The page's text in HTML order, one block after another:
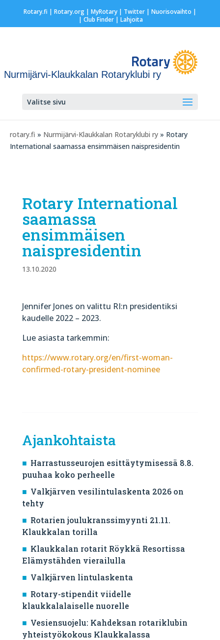
Rotary.fi | Rotary.org| MyRotary| Twitter| Nuorisovaihto |
| Club Finder| Lahjoita
Nurmijärvi-Klaukkalan Rotaryklubi ry
Valitse sivu
rotary.fi » Nurmijärvi-Klaukkalan Rotaryklubi ry » Rotary
International saamassa ensimmäisen naispresidentin
Rotary International
saamassa
ensimmäisen
naispresidentin
13.10.2020
Jennifer Jones on valittu RI:n presidentiksi
kaudelle 2022 – 2023.
Lue asiasta tarkemmin:
https://www.rotary.org/en/first-woman-
confirmed-rotary-president-nominee
Ajankohtaista
Harrastusseurojen esittäytymisessä 8.8.
puuhaa koko perheelle
Valkjärven vesilintulaskenta 2026 on
tehty
Rotarien joulukranssimyynti 21.11.
Klaukkalan torilla
Klaukkalan rotarit Röykkä Resortissa
Elämystähden vierailulla
Valkjärven lintulaskenta
Rotary-stipendit viidelle
klaukkalalaiselle nuorelle
Vesiensuojelu: Kahdeksan rotariklubin
yhteistyökokous Klaukkalassa